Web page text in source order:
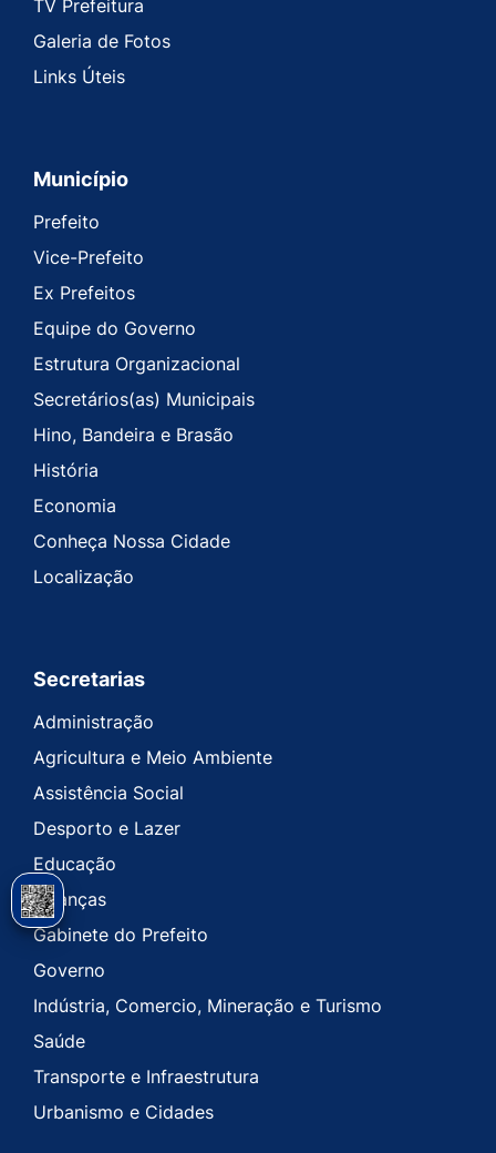
TV Prefeitura
Galeria de Fotos
Links Úteis
Município
Prefeito
Vice-Prefeito
Ex Prefeitos
Equipe do Governo
Estrutura Organizacional
Secretários(as) Municipais
Hino, Bandeira e Brasão
História
Economia
Conheça Nossa Cidade
Localização
Secretarias
Administração
Agricultura e Meio Ambiente
Assistência Social
Desporto e Lazer
Educação
Finanças
Gabinete do Prefeito
Governo
Indústria, Comercio, Mineração e Turismo
Saúde
Transporte e Infraestrutura
Urbanismo e Cidades